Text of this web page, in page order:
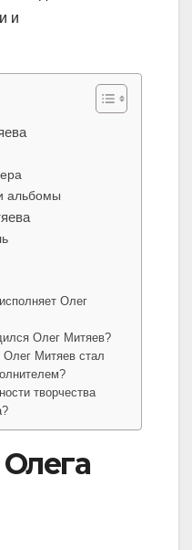
и
альбомы
Олег
Олег Митяев?
Олег Митяев стал
творчества